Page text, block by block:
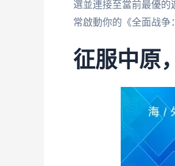
選並連接至當前最優的
常啟動你的《全面战争
征服中原